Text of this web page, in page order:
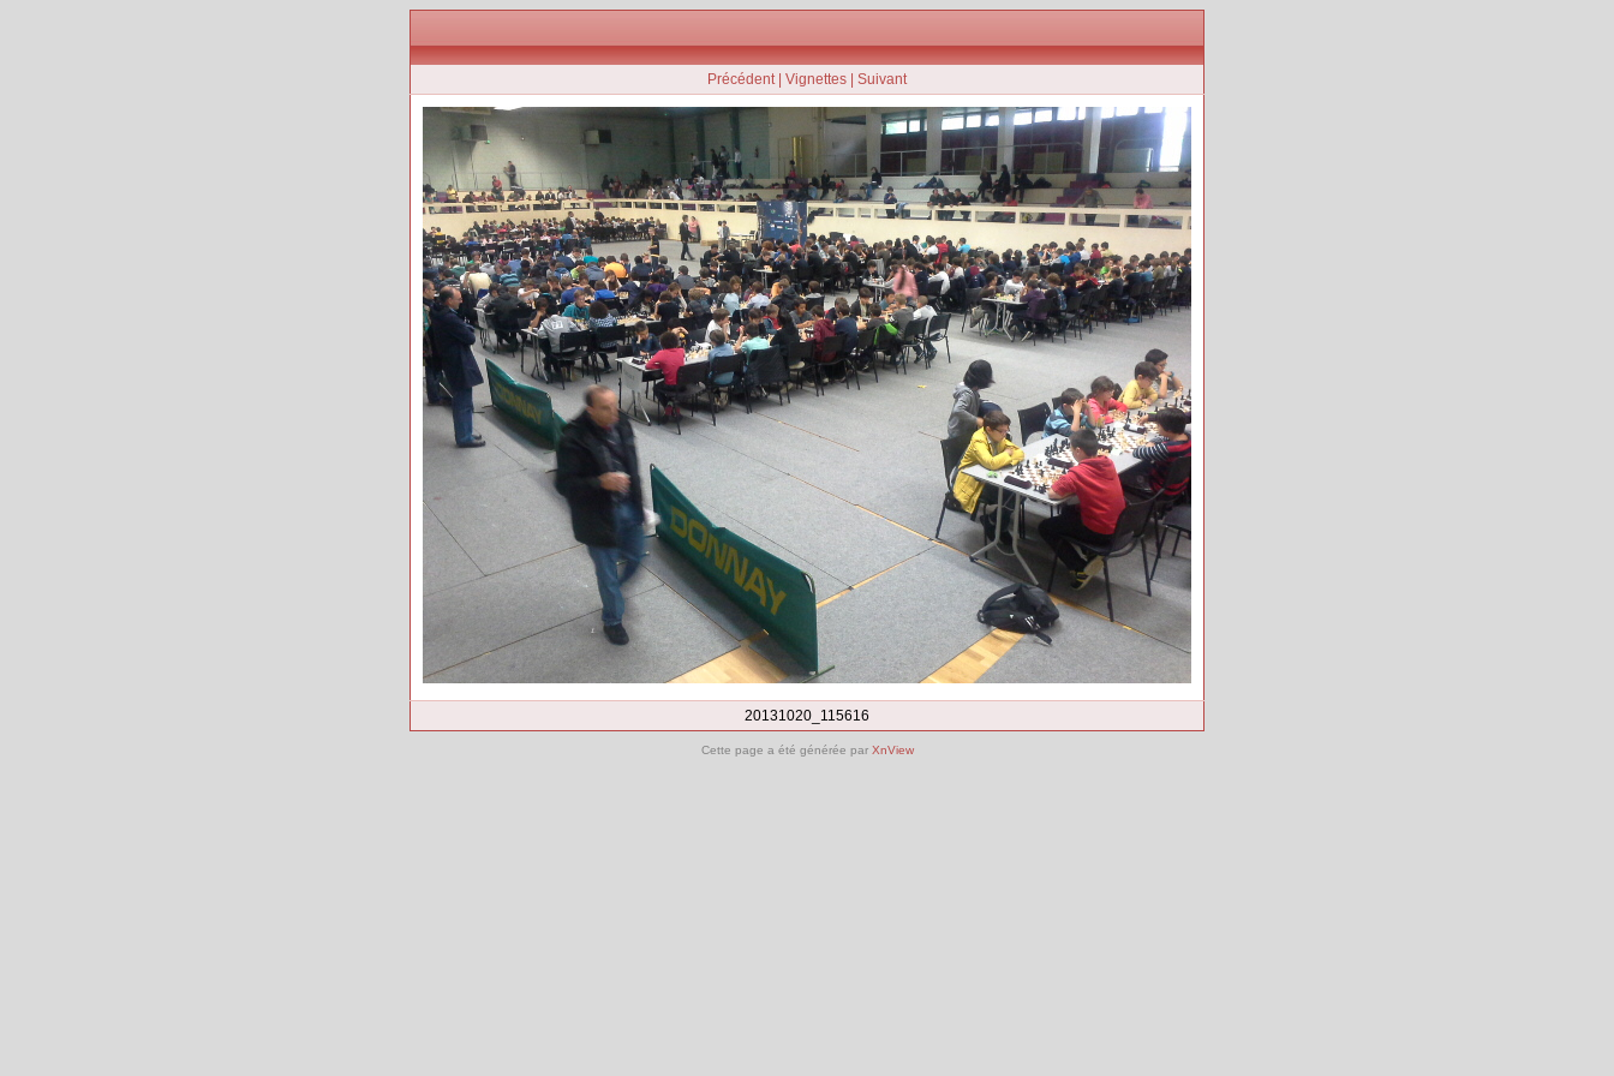
Précédent| Vignettes Suivant
20131020_115616
Cette page a été générée par XnView